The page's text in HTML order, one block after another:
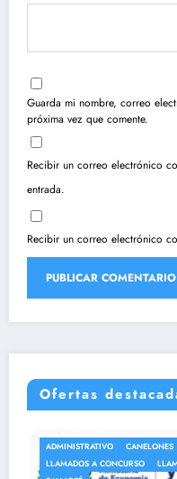
Guarda mi nombre, correo
próxima vez que comente.
Recibir un correo electrónico
entrada.
Recibir un correo electrónico
Ofertas
ADMINISTRATIVO CANELONES
LLAMADOS A CONCURSO